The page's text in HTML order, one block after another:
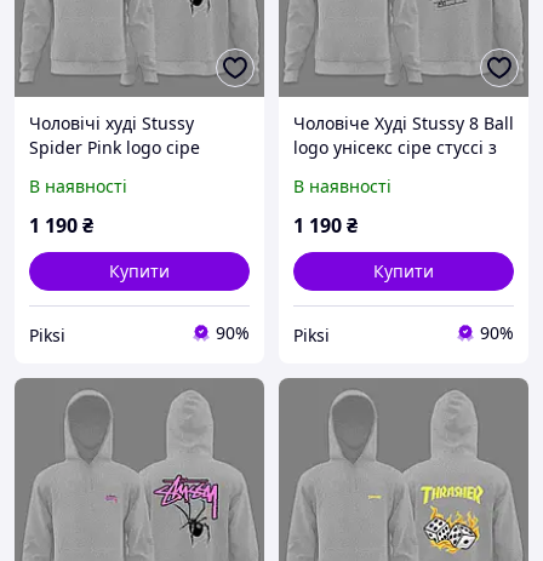
Чоловічі худі Stussy
Spider Pink logo сіре
стуссі з павуком розовий
принт
В наявності
1 190₴
Купити
Piksi 90%
Чоловіче Худі Stussy 8 Ball
logo унісекс сіре стуссі з
капюшоном
В наявності
1 190₴
Купити
Piksi 90%